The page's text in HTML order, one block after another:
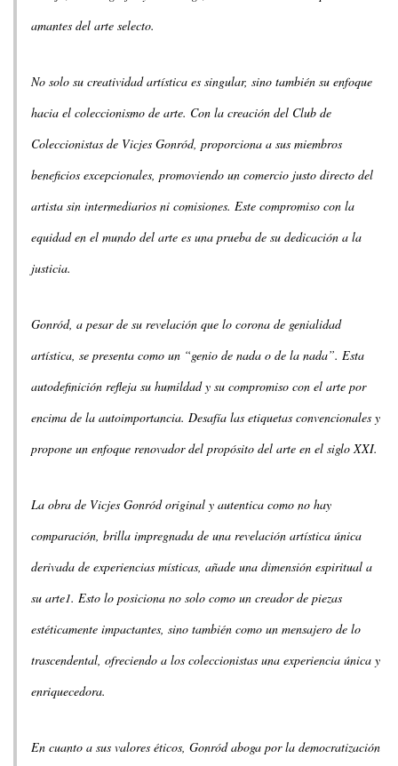
amantes del arte selecto.
No solo su creatividad artística es singular, sino también su enfoque
hacia el coleccionismo de arte. Con la creación del Club de
Coleccionistas de Vicjes Gonród, proporciona a sus miembros
beneficios excepcionales, promoviendo un comercio justo directo del
artista sin intermediarios ni comisiones. Este compromiso con la
equidad en el mundo del arte es una prueba de su dedicación a la
justicia.
Gonród, a pesar de su revelación que lo corona de genialidad
artística, se presenta como un “genio de nada o de la nada”. Esta
autodefinición refleja su humildad y su compromiso con el arte por
encima de la autoimportancia. Desafía las etiquetas convencionales y
propone un enfoque renovador del propósito del arte en el siglo XXI.
La obra de Vicjes Gonród original y autentica como no hay
comparación, brilla impregnada de una revelación artística única
derivada de experiencias místicas, añade una dimensión espiritual a
su arte1. Esto lo posiciona no solo como un creador de piezas
estéticamente impactantes, sino también como un mensajero de lo
trascendental, ofreciendo a los coleccionistas una experiencia única y
enriquecedora.
En cuanto a sus valores éticos, Gonród aboga por la democratización